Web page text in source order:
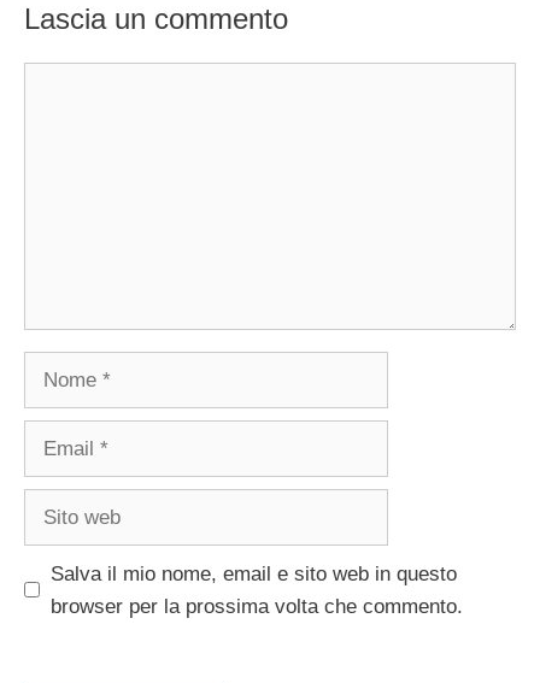
Lascia un commento
Salva il mio nome, email e sito web in questo
browser per la prossima volta che commento.